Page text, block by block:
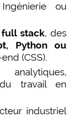
ou
full stack, des
Python ou
(CSS).
analytiques,
travail en
industriel